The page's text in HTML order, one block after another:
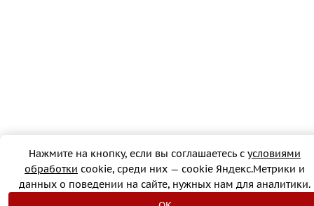
Нажмите на кнопку, если вы соглашаетесь с условиями
обработки cookie, cреди них — cookie Яндекс.Метрики и
данных о поведении на сайте, нужных нам для аналитики.